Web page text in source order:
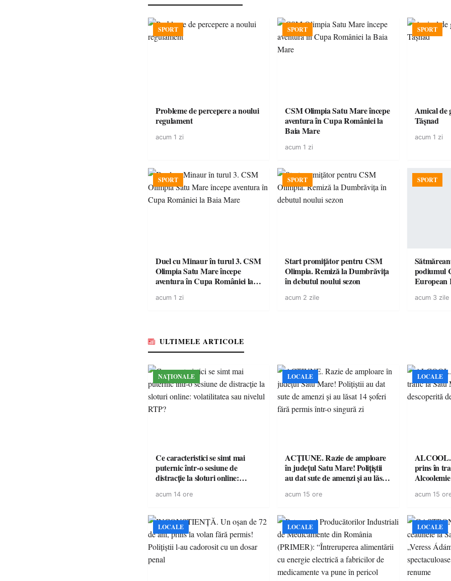
SPORT
Probleme de percepere a noului
regulament
acum 1 zi
SPORT
CSM Olimpia Satu Mare începe
aventura în Cupa României la
Baia Mare
acum 1 zi
SPORT
Amical de
Tășnad
acum 1 zi
SPORT
Duel cu Minaur în turul 3. CSM
Olimpia Satu Mare începe
aventura în Cupa României la
acum 1 zi
SPORT
Start promițător pentru CSM
Olimpia. Remiză la Dumbrăvița
în debutul noului sezon
acum 2 zile
SPORT
podiumul
European
Räikkönen
acum 3 zile
ULTIMELE ARTICOLE
NAȚIONALE
Ce caracteristici se simt mai
puternic într-o sesiune de
distracție la sloturi online:
acum 14 ore
LOCALE
ACȚIUNE. Razie de amploare
în județul Satu Mare! Polițiștii
au dat sute de amenzi și au lăsat
singură zi
acum 15 ore
LOCALE
ALCOOL.
prins în
acum 15
LOCALE LOCALE LOCALE